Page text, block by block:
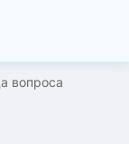
вопроса